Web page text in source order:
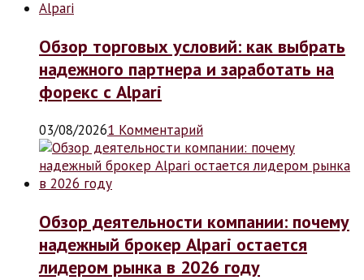
Обзор торговых условий: как выбрать
надежного партнера и заработать на
форекс с Alpari
03/08/20261 Комментарий
Обзор деятельности компании: почему
надежный брокер Alpari остается
лидером рынка в 2026 году